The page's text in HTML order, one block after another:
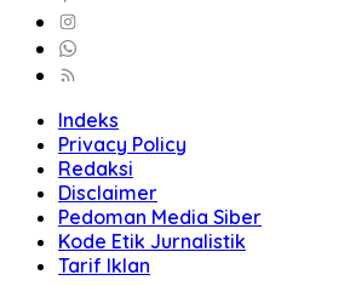
Indeks
Privacy Policy
Redaksi
Disclaimer
Pedoman Media Siber
Kode Etik Jurnalistik
Tarif Iklan